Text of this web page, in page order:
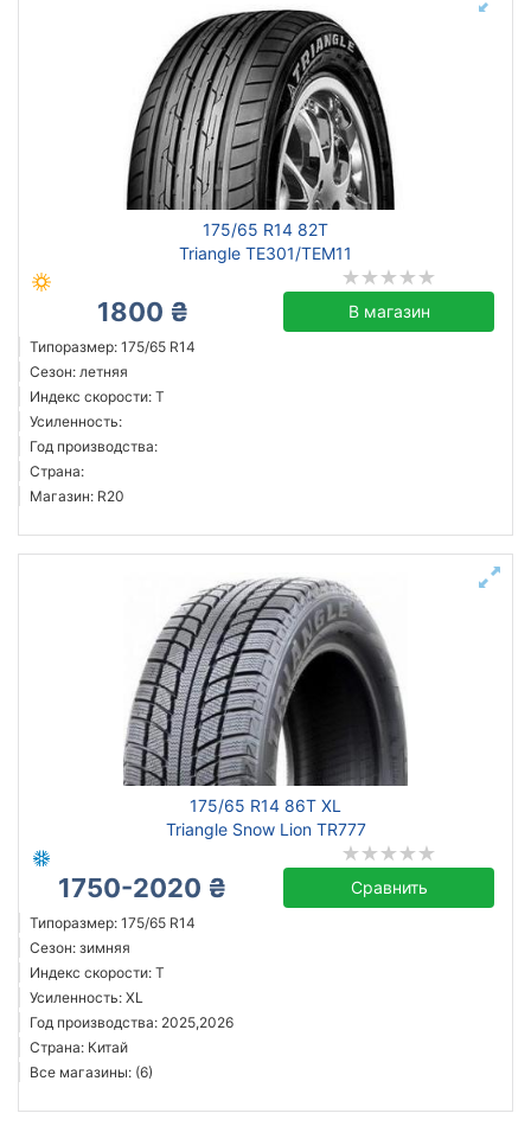
175/65 R14 82T
Triangle TE301/TEM11
1800 ₴ В магазин
Типоразмер: 175/65 R14
Сезон: летняя
Индекс скорости: T
Усиленность:
Год производства:
Страна:
Магазин: R20
175/65 R14 86T XL
Triangle Snow Lion TR777
1750-2020 ₴ Сравнить
Типоразмер: 175/65 R14
Сезон: зимняя
Индекс скорости: T
Усиленность: XL
Год производства: 2025,2026
Страна: Китай
Все магазины: (6)